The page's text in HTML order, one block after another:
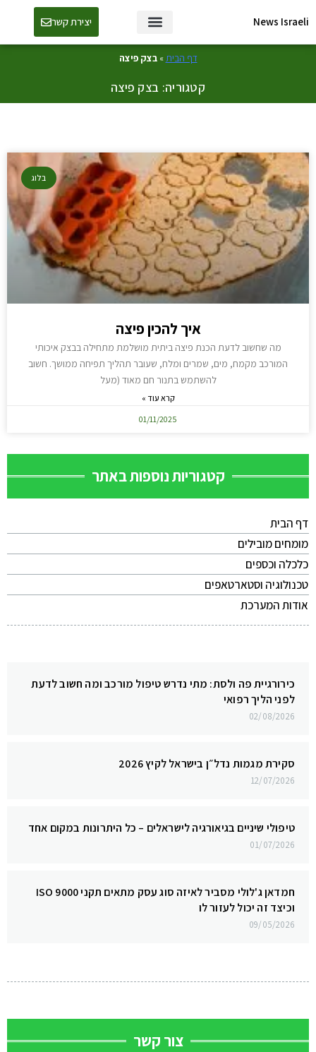
News Israeli יצירת קשר
דף הבית»בצק פיצה
קטגוריה: בצק פיצה
בלוג
איך להכין פיצה
מה שחשוב לדעת הכנת פיצה ביתית מושלמת מתחילה בבצק איכותי
המורכב מקמח, מים, שמרים ומלח, שעובר תהליך תפיחה ממושך. חשוב
להשתמש בתנור חם מאוד (מעל
קרא עוד »
01/11/2025
קטגוריות נוספות באתר
דף הבית
מומחים מובילים
כלכלה וכספים
טכנולוגיה וסטארטאפים
אודות המערכת
כירורגיית פה ולסת: מתי נדרש טיפול מורכב ומה חשוב לדעת
לפני הליך רפואי
02/08/2026
סקירת מגמות נדל״ן בישראל לקיץ 2026
12/07/2026
טיפולי שיניים בגיאורגיה לישראלים – כל היתרונות במקום אחד
01/07/2026
חמדאן ג'לולי מסביר לאיזה סוג עסק מתאים תקני ISO 9000
וכיצד זה יכול לעזור לו
09/05/2026
צור קשר